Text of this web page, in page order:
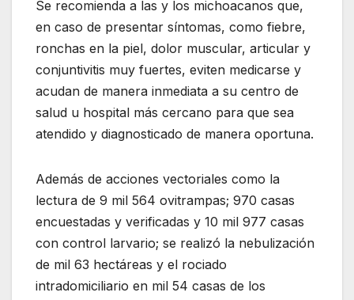
Se recomienda a las y los michoacanos que,
en caso de presentar síntomas, como fiebre,
ronchas en la piel, dolor muscular, articular y
conjuntivitis muy fuertes, eviten medicarse y
acudan de manera inmediata a su centro de
salud u hospital más cercano para que sea
atendido y diagnosticado de manera oportuna.
Además de acciones vectoriales como la
lectura de 9 mil 564 ovitrampas; 970 casas
encuestadas y verificadas y 10 mil 977 casas
con control larvario; se realizó la nebulización
de mil 63 hectáreas y el rociado
intradomiciliario en mil 54 casas de los